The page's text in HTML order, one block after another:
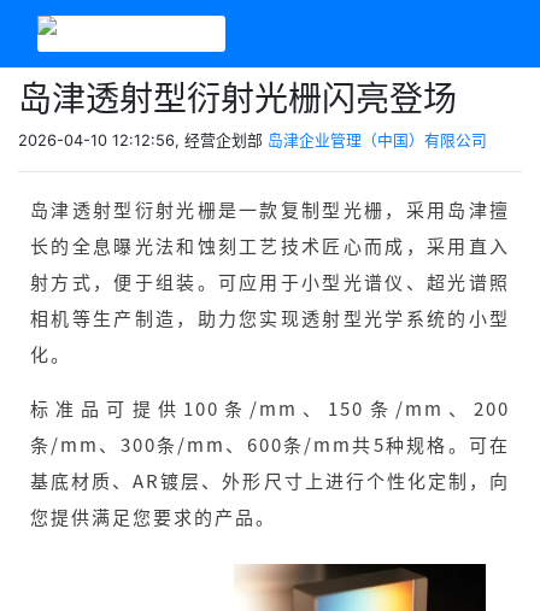
岛津透射型衍射光栅闪亮登场
2026-04-10 12:12:56, 经营企划部 岛津企业管理（中国）有限公司
岛津透射型衍射光栅是一款复制型光栅，采用岛津擅
长的全息曝光法和蚀刻工艺技术匠心而成，采用直入
射方式，便于组装。可应用于小型光谱仪、超光谱照
相机等生产制造，助力您实现透射型光学系统的小型
化。
标准品可提供100条/mm、150条/mm、200
条/mm、300条/mm、600条/mm共5种规格。可在
基底材质、AR镀层、外形尺寸上进行个性化定制，向
您提供满足您要求的产品。